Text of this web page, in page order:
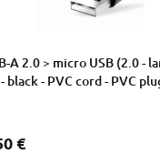
A 2.0 > micro USB (2.0 -
black - PVC cord - PVC
€